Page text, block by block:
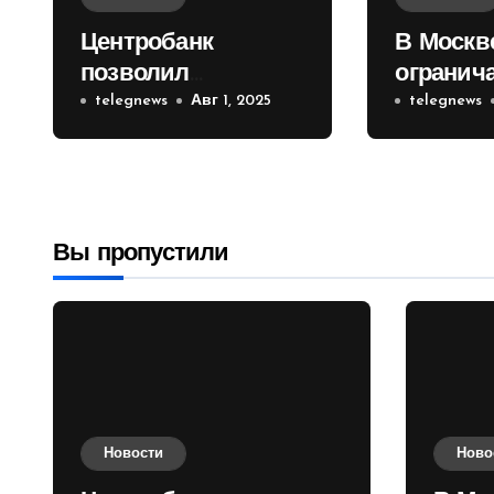
Центробанк
позволил
инвесторам из
враждебных
telegnews Авг 1, 2025
В
telegnews
Вы пропустили
Новости